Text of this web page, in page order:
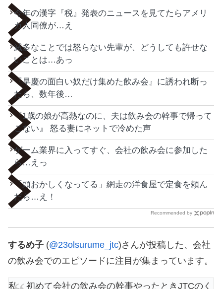
今年の漢字『税』発表のニュースを見てたらアメリ
カ人同僚が…え
滅多なことでは怒らない先輩が、どうしても許せな
いことは…あっ
『早慶の面白い奴だけ集めた飲み会』に誘われ断っ
たら、数年後…
『1歳の娘が高熱なのに、夫は飲み会の幹事で帰って
こない』 怒る妻にネットで冷めた声
ゲーム業界に入ってすぐ、会社の飲み会に参加した
ら…えっ
「頭おかしくなってる」網走の洋食屋で定食を頼ん
だら…え！
Recommended by
するめ子 (@23olsurume_jtc)さんが投稿した、会社
の飲み会でのエピソードに注目が集まっています。
私、初めて会社の飲み会の幹事やったときJTCのく